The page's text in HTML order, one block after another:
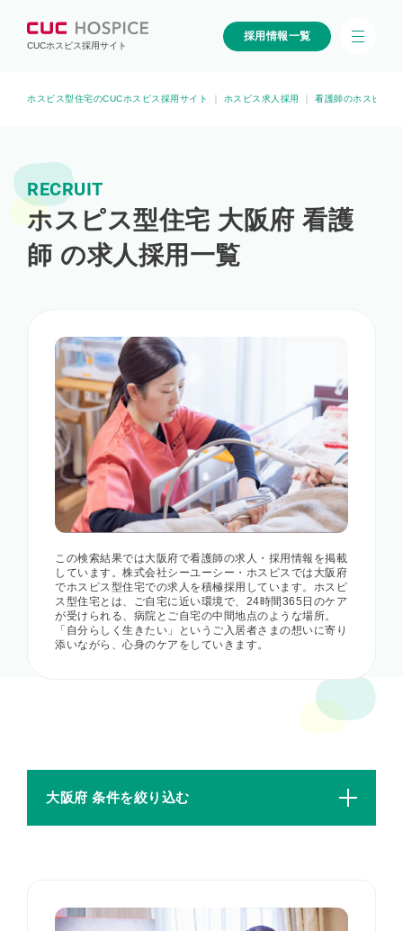
CUCホスピス採用サイト
採用情報一覧
ホスピス型住宅のCUCホスピス採用サイト ホスピス求人採用 看護師のホスピス求
RECRUIT
ホスピス型住宅 大阪府 看護
師 の求人採用一覧
この検索結果では大阪府で看護師の求人・採用情報を掲載
しています。株式会社シーユーシー・ホスピスでは大阪府
でホスピス型住宅での求人を積極採用しています。ホスピ
ス型住宅とは、ご自宅に近い環境で、24時間365日のケア
が受けられる、病院とご自宅の中間地点のような場所。
「自分らしく生きたい」というご入居者さまの想いに寄り
添いながら、心身のケアをしていきます。
大阪府 条件を絞り込む